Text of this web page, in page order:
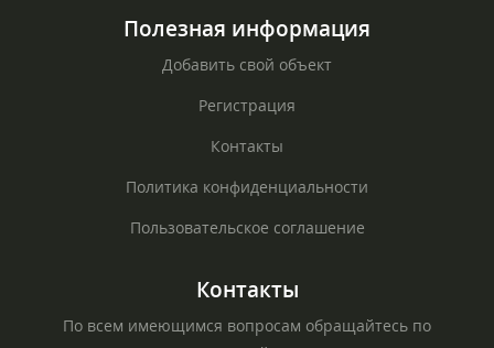
Полезная информация
Добавить свой объект
Регистрация
Контакты
Политика конфиденциальности
Пользовательское соглашение
Контакты
По всем имеющимся вопросам обращайтесь по